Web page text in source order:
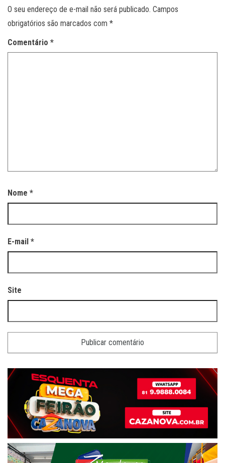
O seu endereço de e-mail não será publicado. Campos
obrigatórios são marcados com *
Comentário *
Nome *
E-mail *
Site